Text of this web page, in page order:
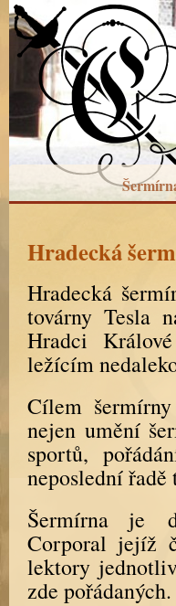
Hradecká
Hradecká
továrny Tesla
Hradci
ležícím
Cílem
nejen umění
sportů,
neposlední řadě
Šermírna je
Corporal jejíž
lektory
zde pořádaných.